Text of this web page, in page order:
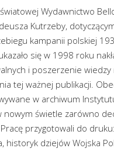
Wydawnictwo
Kutrzeby,
kampanii polskiej
się w 1998 roku
i poszerzenie
tej ważnej publikacji.
w archiwum
nowym świetle zarówno
przygotowali do
historyk dziejów Wojska